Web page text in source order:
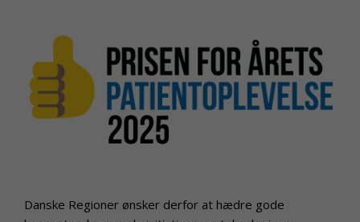
Danske Regioner ønsker derfor at hædre gode